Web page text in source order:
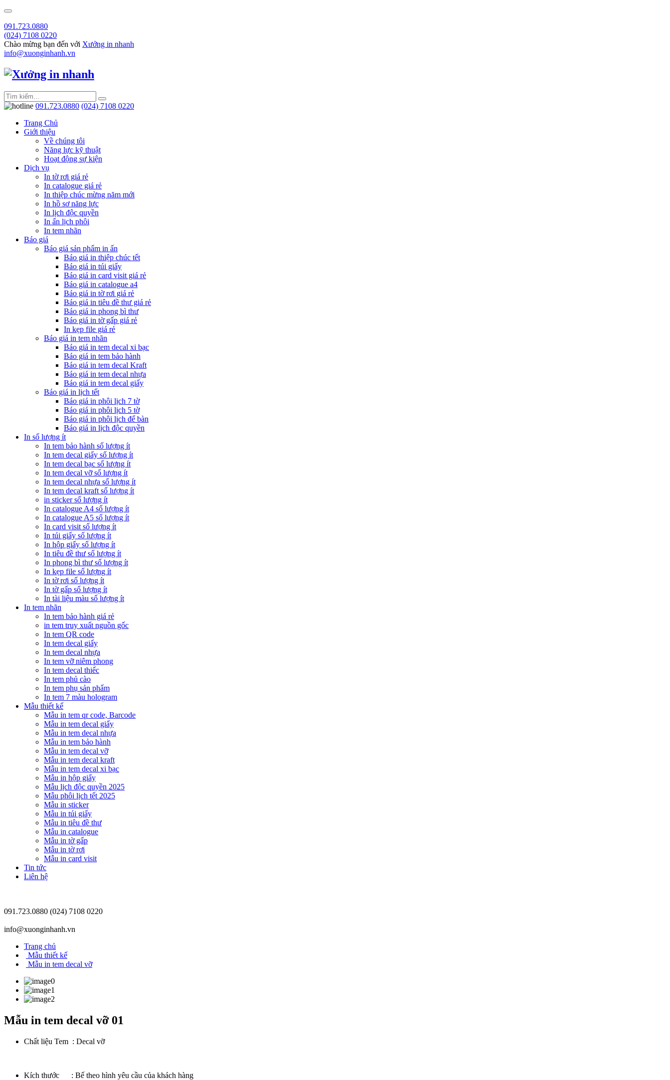
091.723.0880
(024) 7108 0220
Chào mừng bạn đến với Xưởng in nhanh
info@xuonginhanh.vn
091.723.0880 (024) 7108 0220
Trang Chủ
Giới thiệu
Về chúng tôi
Năng lực kỹ thuật
Hoạt động sự kiện
Dịch vụ
In tờ rơi giá rẻ
In catalogue giá rẻ
In thiệp chúc mừng năm mới
In hồ sơ năng lực
In lịch độc quyền
In ấn lịch phôi
In tem nhãn
Báo giá
Báo giá sản phẩm in ấn
Báo giá in thiệp chúc tết
Báo giá in túi giấy
Báo giá in card visit giá rẻ
Báo giá in catalogue a4
Báo giá in tờ rơi giá rẻ
Báo giá in tiêu đề thư giá rẻ
Báo giá in phong bì thư
Báo giá in tờ gấp giá rẻ
In kẹp file giá rẻ
Báo giá in tem nhãn
Báo giá in tem decal xi bạc
Báo giá in tem bảo hành
Báo giá in tem decal Kraft
Báo giá in tem decal nhựa
Báo giá in tem decal giấy
Báo giá in lịch tết
Báo giá in phôi lịch 7 tờ
Báo giá in phôi lịch 5 tờ
Báo giá in phôi lịch để bàn
Báo giá in lịch độc quyền
In số lượng ít
In tem bảo hành số lượng ít
In tem decal giấy số lượng ít
In tem decal bạc số lượng ít
In tem decal vỡ số lượng ít
In tem decal nhựa số lượng ít
In tem decal kraft số lượng ít
in sticker số lượng ít
In catalogue A4 số lượng ít
In catalogue A5 số lượng ít
In card visit số lượng ít
In túi giấy số lượng ít
In hộp giấy số lượng ít
In tiêu đề thư số lượng ít
In phong bì thư số lượng ít
In kẹp file số lượng ít
In tờ rơi số lượng ít
In tờ gấp số lượng ít
In tài liệu màu số lượng ít
In tem nhãn
In tem bảo hành giá rẻ
in tem truy xuất nguồn gốc
In tem QR code
In tem decal giấy
In tem decal nhựa
In tem vỡ niêm phong
In tem decal thiếc
In tem phủ cào
In tem phụ sản phẩm
In tem 7 màu hologram
Mẫu thiết kế
Mẫu in tem qr code, Barcode
Mẫu in tem decal giấy
Mẫu in tem decal nhựa
Mẫu in tem bảo hành
Mẫu in tem decal vỡ
Mẫu in tem decal kraft
Mẫu in tem decal xi bạc
Mẫu in hộp giấy
Mẫu lịch độc quyền 2025
Mẫu phôi lịch tết 2025
Mẫu in sticker
Mẫu in túi giấy
Mẫu in tiêu đề thư
Mẫu in catalogue
Mẫu in tờ gấp
Mẫu in tờ rơi
Mẫu in card visit
Tin tức
Liên hệ
091.723.0880 (024) 7108 0220
info@xuonginhanh.vn
Trang chủ
Mẫu thiết kế
Mẫu in tem decal vỡ
Mẫu in tem decal vỡ 01
Chất liệu Tem : Decal vỡ
Kích thước : Bế theo hình yêu cầu của khách hàng